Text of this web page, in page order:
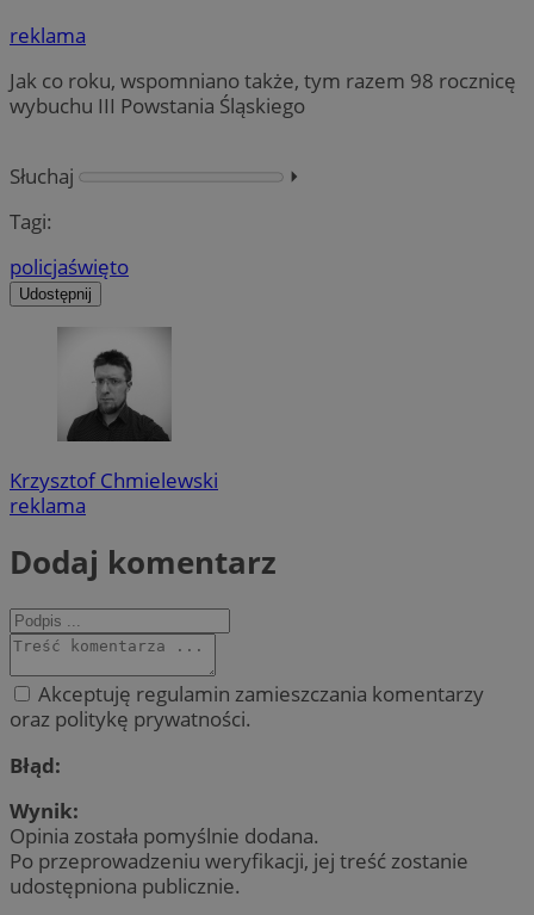
reklama
Jak co roku, wspomniano także, tym razem 98 rocznicę
wybuchu III Powstania Śląskiego
Słuchaj
⏵︎
Tagi:
policjaświęto
Udostępnij
Krzysztof Chmielewski
reklama
Dodaj komentarz
Akceptuję regulamin zamieszczania komentarzy
oraz politykę prywatności.
Błąd:
Wynik:
Opinia została pomyślnie dodana.
Po przeprowadzeniu weryfikacji, jej treść zostanie
udostępniona publicznie.